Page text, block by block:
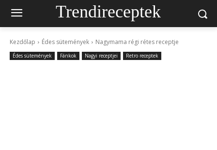
Trendireceptek
Kezdőlap Édes sütemények Nagymama régi rétes receptje
Édes sütemények Fánkok Nagyi receptjei Retro receptek